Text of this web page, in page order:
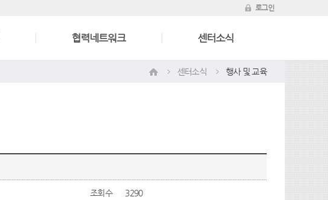
로그인
협력네트워크 센터소식
센터소식 행사 및 교육
조회수 3290